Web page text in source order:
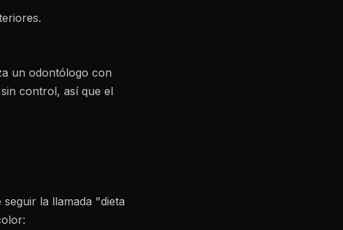
un odontólogo con
control, así que el
la llamada "dieta